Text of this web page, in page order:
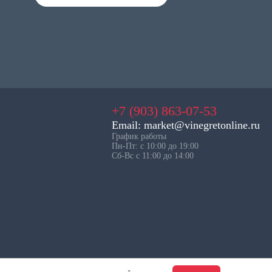
+7 (903) 863-07-53
Email: market@vinegretonline.ru
График работы
Пн-Пт: с 10:00 до 19:00
Сб-Вс с 11:00 до 14:00